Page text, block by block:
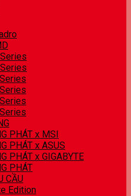
PHÁT x MSI
PHÁT x ASUS
PHÁT x GIGABYTE
PHÁT
CẦU
Edition